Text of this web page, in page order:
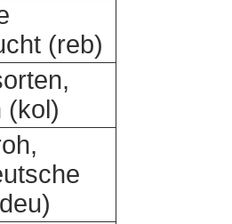
(reb)
(kol)